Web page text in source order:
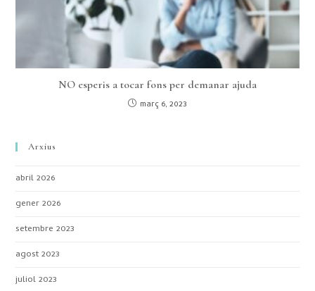
NO esperis a tocar fons per demanar ajuda
març 6, 2023
Arxius
abril 2026
gener 2026
setembre 2023
agost 2023
juliol 2023